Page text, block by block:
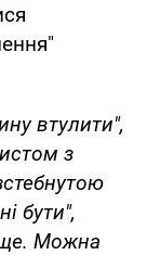
втулити",
з
бути",
Можна